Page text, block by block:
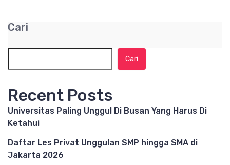
Cari
Cari
Recent Posts
Universitas Paling Unggul Di Busan Yang Harus Di
Ketahui
Daftar Les Privat Unggulan SMP hingga SMA di
Jakarta 2026